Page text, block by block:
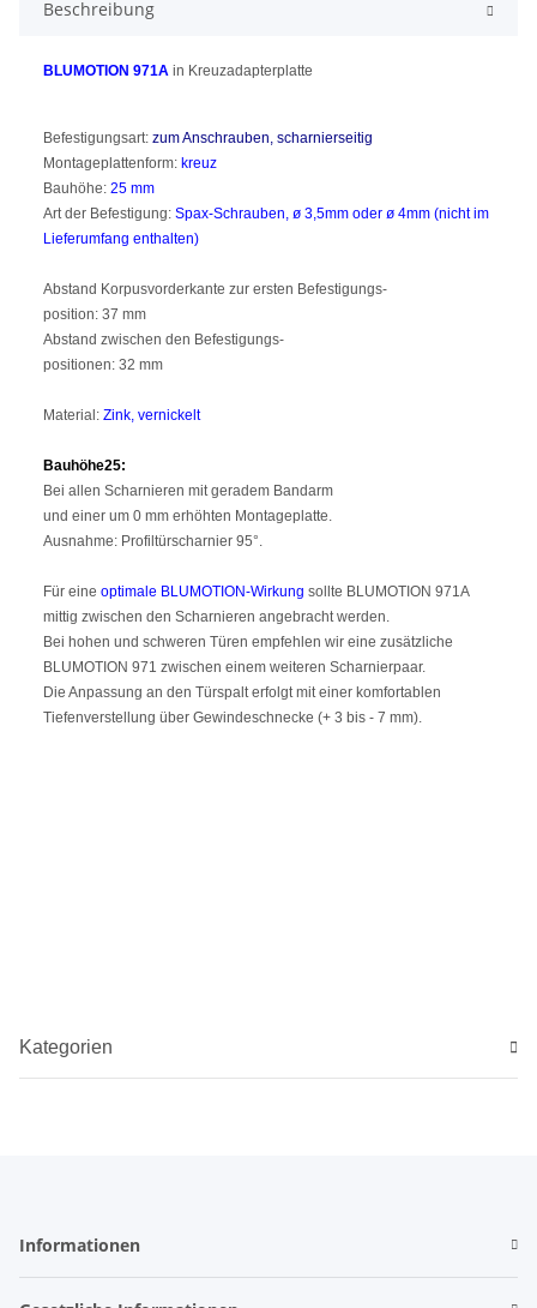
Beschreibung
BLUMOTION 971A in Kreuzadapterplatte
Befestigungsart: zum Anschrauben, scharnierseitig
Montageplattenform: kreuz
Bauhöhe: 25 mm
Art der Befestigung: Spax-Schrauben, ø 3,5mm oder ø 4mm (nicht im
Lieferumfang enthalten)
Abstand Korpusvorderkante zur ersten Befestigungs-
position: 37 mm
Abstand zwischen den Befestigungs-
positionen: 32 mm
Material: Zink, vernickelt
Bauhöhe25:
Bei allen Scharnieren mit geradem Bandarm
und einer um 0 mm erhöhten Montageplatte.
Ausnahme: Profiltürscharnier 95°.
Für eine optimale BLUMOTION-Wirkung sollte BLUMOTION 971A
mittig zwischen den Scharnieren angebracht werden.
Bei hohen und schweren Türen empfehlen wir eine zusätzliche
BLUMOTION 971 zwischen einem weiteren Scharnierpaar.
Die Anpassung an den Türspalt erfolgt mit einer komfortablen
Tiefenverstellung über Gewindeschnecke (+ 3 bis - 7 mm).
Kategorien
Informationen